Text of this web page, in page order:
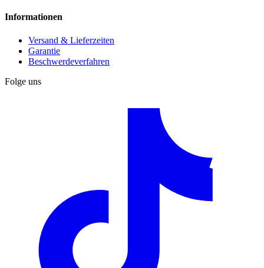
Informationen
Versand & Lieferzeiten
Garantie
Beschwerdeverfahren
Folge uns